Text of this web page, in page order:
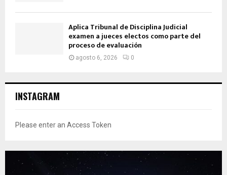
Aplica Tribunal de Disciplina Judicial
examen a jueces electos como parte del
proceso de evaluación
agosto 6, 2026 0
INSTAGRAM
Please enter an Access Token